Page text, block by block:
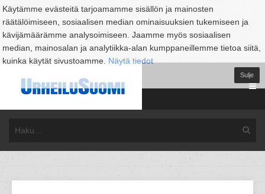
Käytämme evästeitä tarjoamamme sisällön ja mainosten
räätälöimiseen, sosiaalisen median ominaisuuksien tukemiseen ja
kävijämäärämme analysoimiseen. Jaamme myös sosiaalisen
median, mainosalan ja analytiikka-alan kumppaneillemme tietoa siitä,
kuinka käytät sivustoamme. Näytä tiedot
Sulje